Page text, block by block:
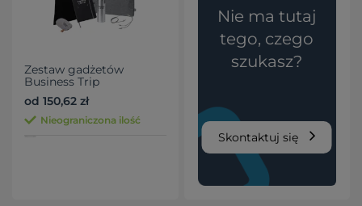
Zestaw gadżetów
Business Trip
od 150,62 zł
Nieograniczona ilość
Nie ma tutaj
tego, czego
szukasz?
Skontaktuj się